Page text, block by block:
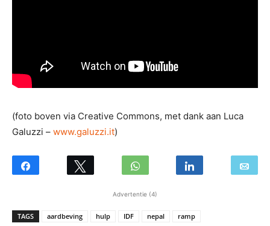
(foto boven via Creative Commons, met dank aan Luca
Galuzzi – www.galuzzi.it)
Advertentie (4)
TAGS aardbeving hulp IDF nepal ramp